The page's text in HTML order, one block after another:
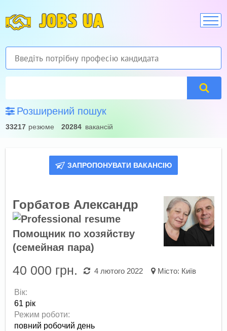
JOBS UA
Розширений пошук
33217 резюме 20284 вакансій
ЗАПРОПОНУВАТИ ВАКАНСІЮ
Горбатов Александр
Помощник по хозяйству
(семейная пара)
40 000 грн. 4 лютого 2022 Місто: Київ
Вік:
61 рік
Режим роботи:
повний робочий день